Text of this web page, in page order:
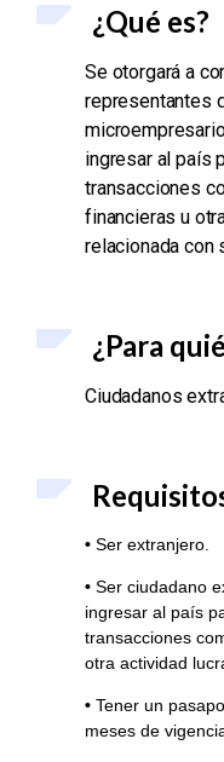
¿Qué es?
Se otorgará a
representantes
ingresar al país
transacciones
financieras u
relacionada con
¿Para
Ciudadanos
• Ser extranjero.
• Ser ciudadano
ingresar al país
transacciones
otra actividad
• Tener un
meses de